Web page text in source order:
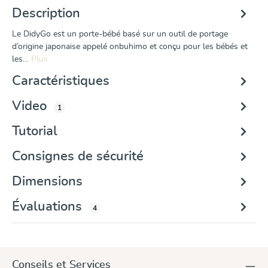
Description
Le DidyGo est un porte-bébé basé sur un outil de portage
d’origine japonaise appelé onbuhimo et conçu pour les bébés et
les… Plus
Caractéristiques
Video
1
Tutorial
Consignes de sécurité
Dimensions
Évaluations
4
Conseils et Services